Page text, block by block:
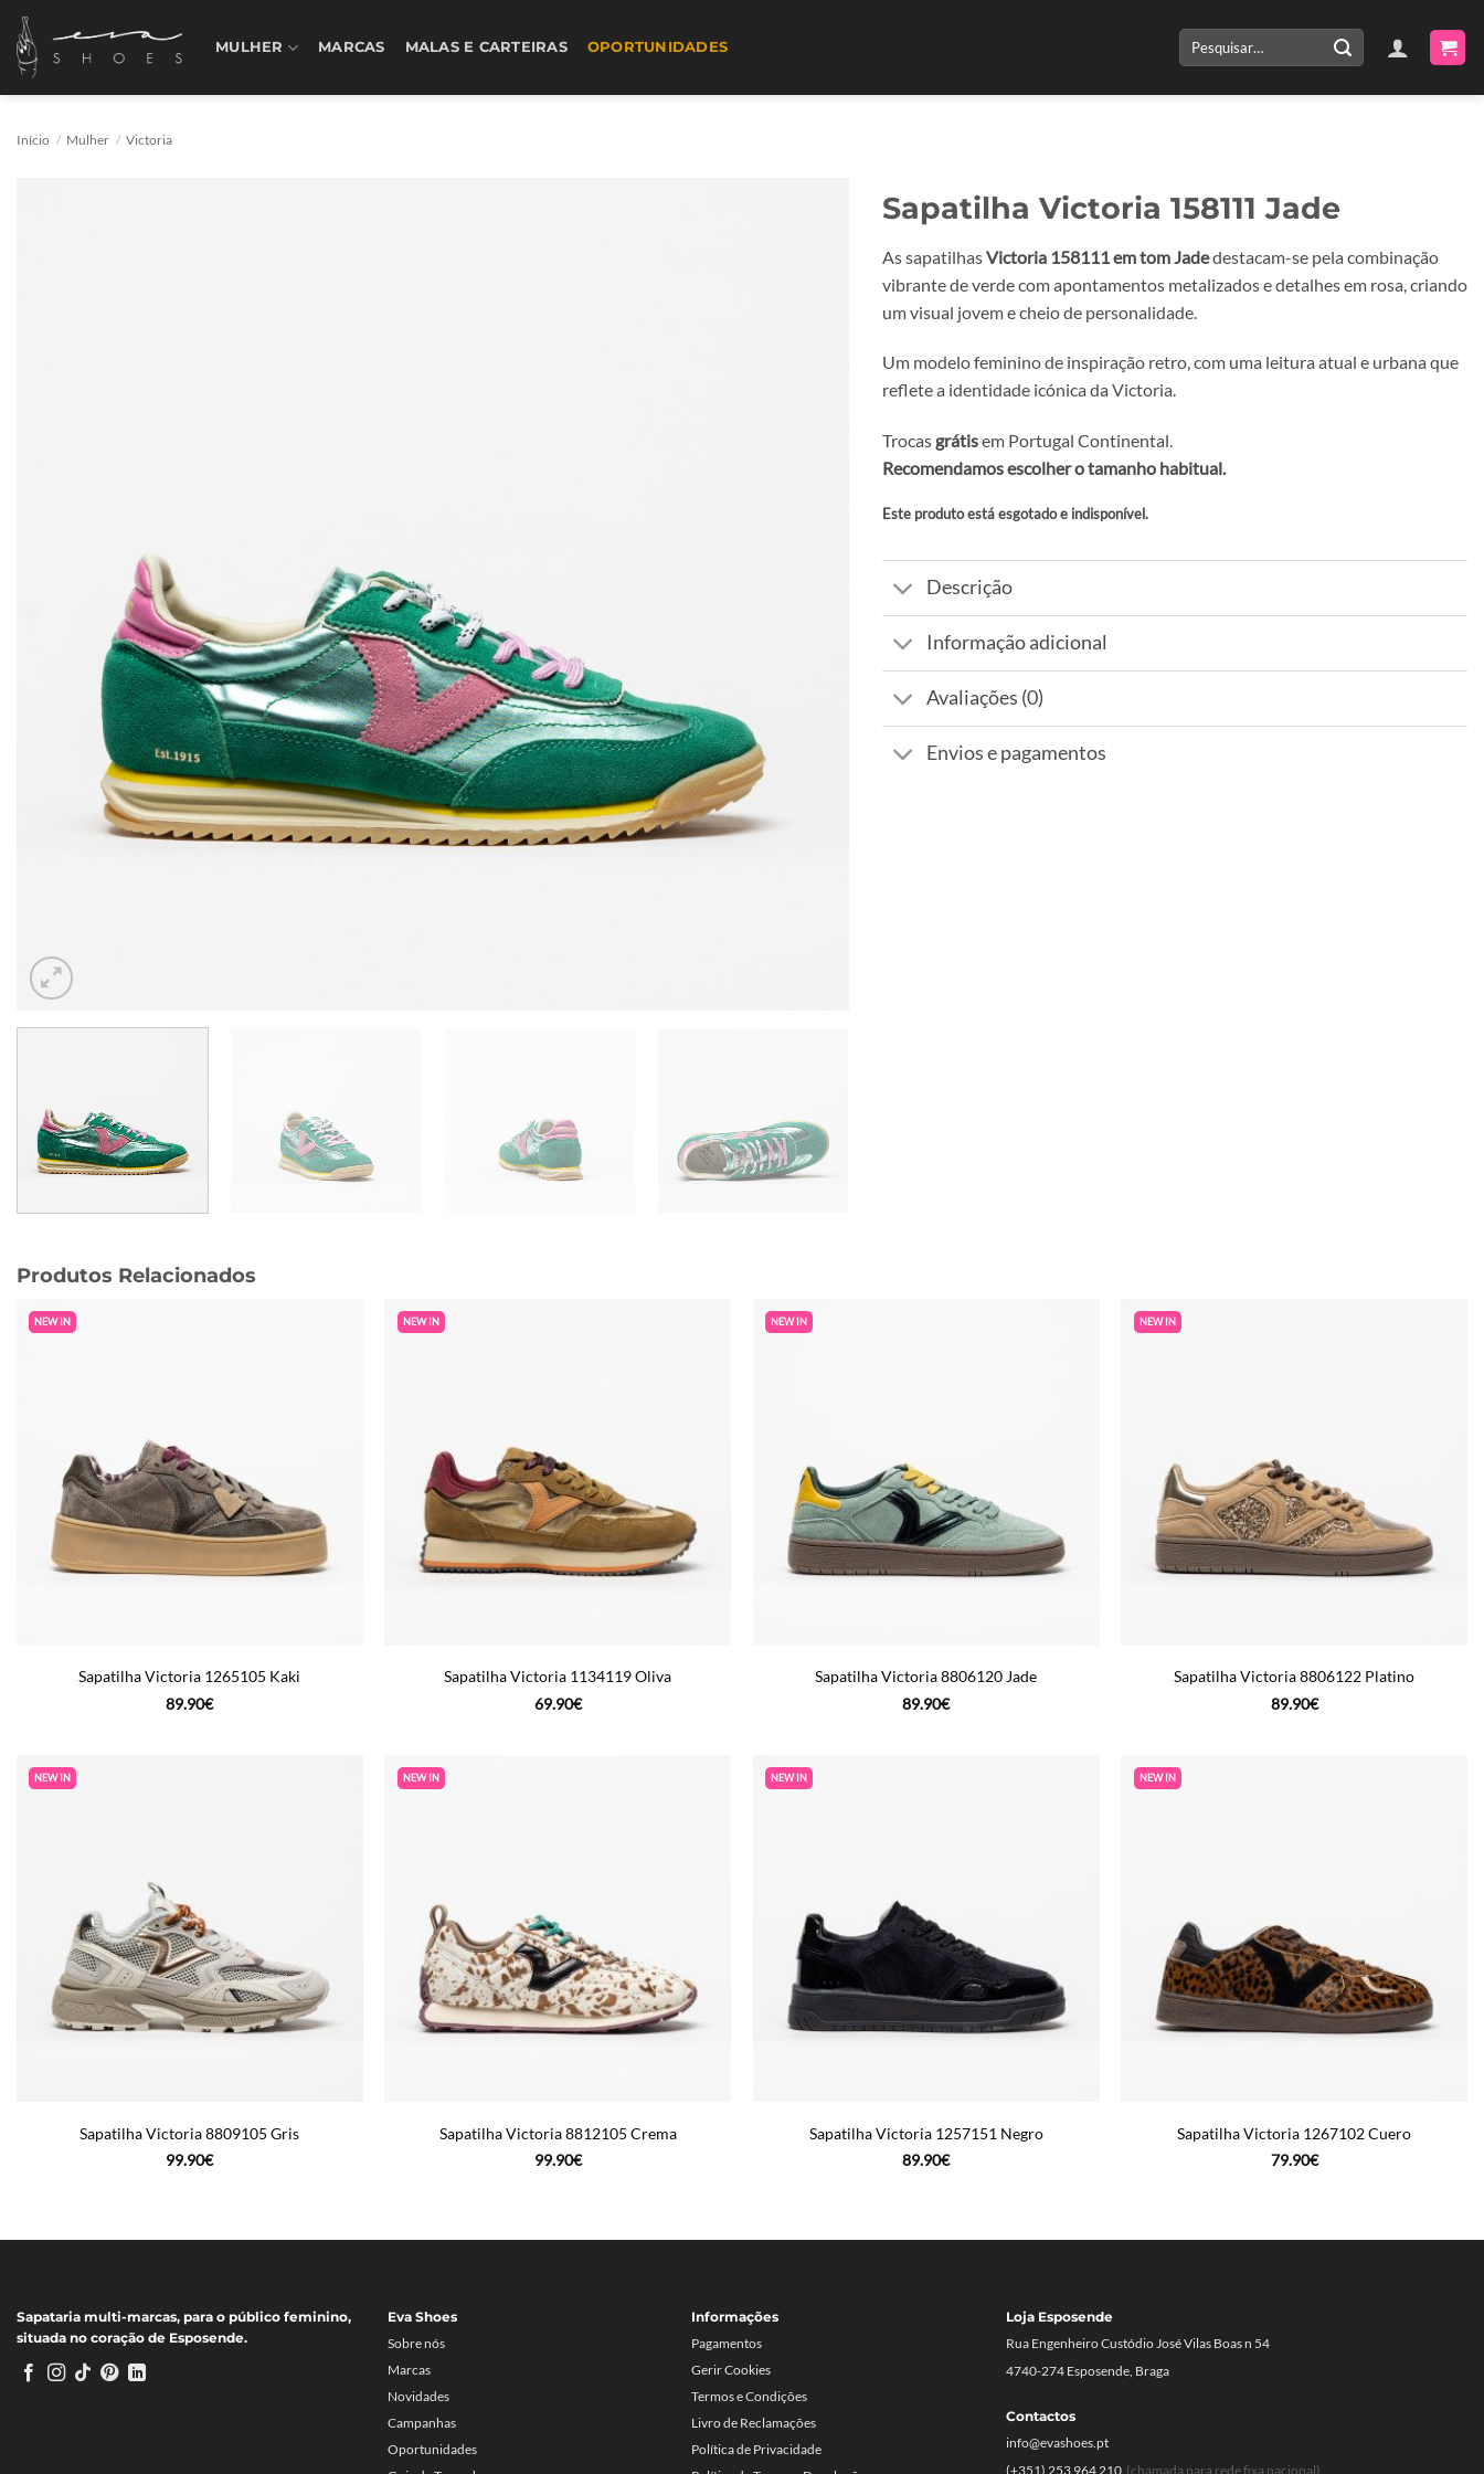
Skip
content
MULHER MARCAS MALAS E CARTEIRAS OPORTUNIDADES
Pesquisar
por:
Início / Mulher / Victoria
Sapatilha Victoria 158111 Jade
As sapatilhasVictoria 158111 em tom Jadedestacam-se pela combinação
vibrante de verde com apontamentos metalizados e detalhes em rosa, criando
um visual jovem e cheio de personalidade.
Um modelo feminino de inspiração retro, com uma leitura atual e urbana que
reflete a identidade icónica da Victoria.
Trocas grátisem Portugal Continental.
Recomendamos escolher o tamanho habitual.
Este produto está esgotado e indisponível.
Alternative:
Descrição
Informação adicional
Avaliações (0)
Envios e pagamentos
Produtos Relacionados
NEW IN
Sapatilha Victoria 1265105 Kaki
89.90€
NEW IN
Sapatilha Victoria 1134119 Oliva
69.90€
NEW IN
Sapatilha Victoria 8806120 Jade
89.90€
NEW IN
Sapatilha Victoria 8806122 Platino
89.90€
NEW IN
Sapatilha Victoria 8809105 Gris
99.90€
NEW IN
Sapatilha Victoria 8812105 Crema
99.90€
NEW IN
Sapatilha Victoria 1257151 Negro
89.90€
NEW IN
Sapatilha Victoria 1267102 Cuero
79.90€
Sapataria multi-marcas, para o público feminino,
situada no coração de Esposende.
Eva Shoes
Sobre nós
Marcas
Novidades
Campanhas
Oportunidades
Informações
Pagamentos
Gerir Cookies
Termos e Condições
Livro de Reclamações
Política de Privacidade
Loja Esposende
Rua Engenheiro Custódio José Vilas Boas n 54
4740-274 Esposende, Braga
Contactos
info@evashoes.pt
(+351) 253 964 210 (chamada para rede fixa nacional)